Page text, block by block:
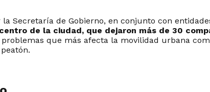
Secretaría de Gobierno, en conjunto con
de la ciudad, que dejaron más de 30
que más afecta la movilidad urbana